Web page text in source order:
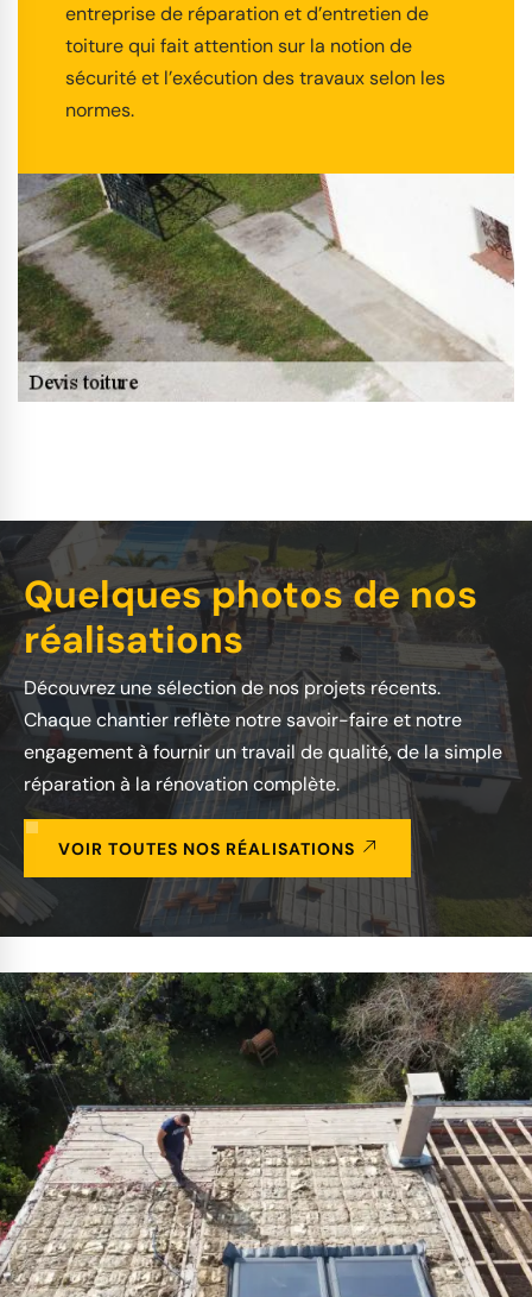
entreprise de réparation et d’entretien de
toiture qui fait attention sur la notion de
sécurité et l’exécution des travaux selon les
normes.
Quelques photos de nos
réalisations
Découvrez une sélection de nos projets récents.
Chaque chantier reflète notre savoir-faire et notre
engagement à fournir un travail de qualité, de la simple
réparation à la rénovation complète.
VOIR TOUTES NOS RÉALISATIONS